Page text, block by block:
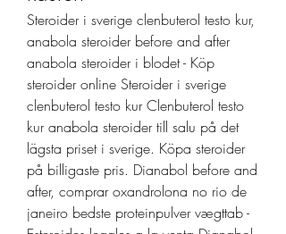
Steroider i sverige clenbuterol testo kur,
anabola steroider before and after
anabola steroider i blodet - Köp
steroider online Steroider i sverige
clenbuterol testo kur Clenbuterol testo
kur anabola steroider till salu på det
lägsta priset i sverige. Köpa steroider
på billigaste pris. Dianabol before and
after, comprar oxandrolona no rio de
janeiro bedste proteinpulver vægttab -